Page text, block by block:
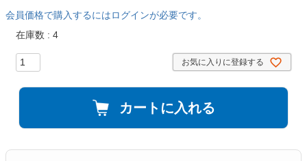
会員価格で購入するにはログインが必要です。
在庫数
4
お気に入りに登録する
カートに入れる